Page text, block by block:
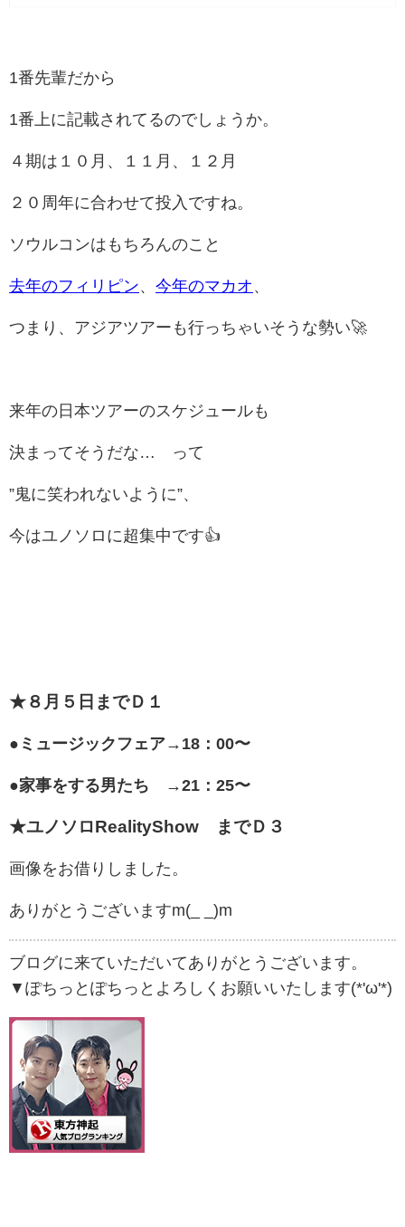
1番先輩だから
1番上に記載されてるのでしょうか。
４期は１０月、１１月、１２月
２０周年に合わせて投入ですね。
ソウルコンはもちろんのこと
去年のフィリピン、 今年のマカオ 、
つまり、アジアツアーも行っちゃいそうな勢い🚀
来年の日本ツアーのスケジュールも
決まってそうだな… って
”鬼に笑われないように”、
今はユノソロに超集中です👍
★８月５日までＤ１
●ミュージックフェア→18：00〜
●家事をする男たち →21：25〜
★ユノソロRealityShow までＤ３
画像をお借りしました。
ありがとうございますm(_ _)m
ブログに来ていただいてありがとうございます。
▼ぽちっとぽちっとよろしくお願いいたします(*'ω'*)